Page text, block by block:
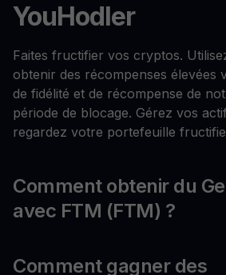
YouHodler
Faites fructifier vos cryptos.
obtenir des récompenses élevées
de fidélité et de récompense de
période de blocage. Gérez vos
regardez votre portefeuille
Comment obtenir du
avec FTM (FTM) ?
Comment gagner des